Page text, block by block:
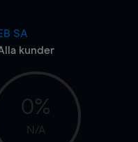
SA
kunder
0%
N/A